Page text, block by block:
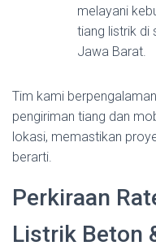
melayani
tiang listrik di
Jawa Barat.
Tim kami
pengiriman tiang dan
lokasi, memastikan
berarti.
Perkiraan
Listrik Beton